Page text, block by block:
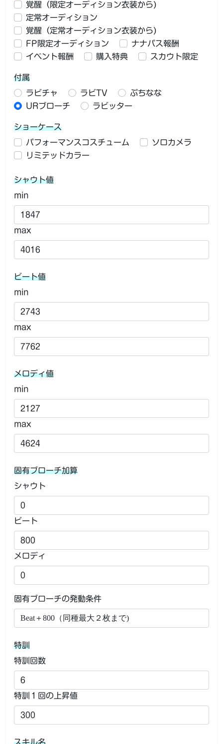
覚醒（限定オーディション衣装から)
定常オーディション
覚醒（定常オーディション衣装から)
FP限定オーディション
ナナパス報酬
イベント報酬
購入特典 スカウト限定
付属
ラビチャ
ラビTV
ぷちなな
URブローチ
ラビッター
ショーケース
パフォーマンスコスチューム
ソロカメラ
リミテッドカラー
シャウト値
min
max
ビート値
min
max
メロディ値
min
max
固有ブローチ加算
シャウト
ビート
メロディ
固有ブローチの発動条件
特訓
特訓回数
特訓１回の上昇値
スキル名